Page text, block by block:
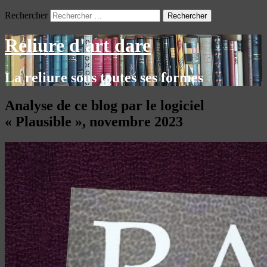
Rechercher
Reliure d'art dare
La reliure sous toutes ses formes
Analyse de ce blog par le logiciel
« Plausible », novembre 2023